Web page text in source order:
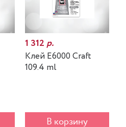
1 312р.
Клей E6000 Craft
109.4 ml
В корзину